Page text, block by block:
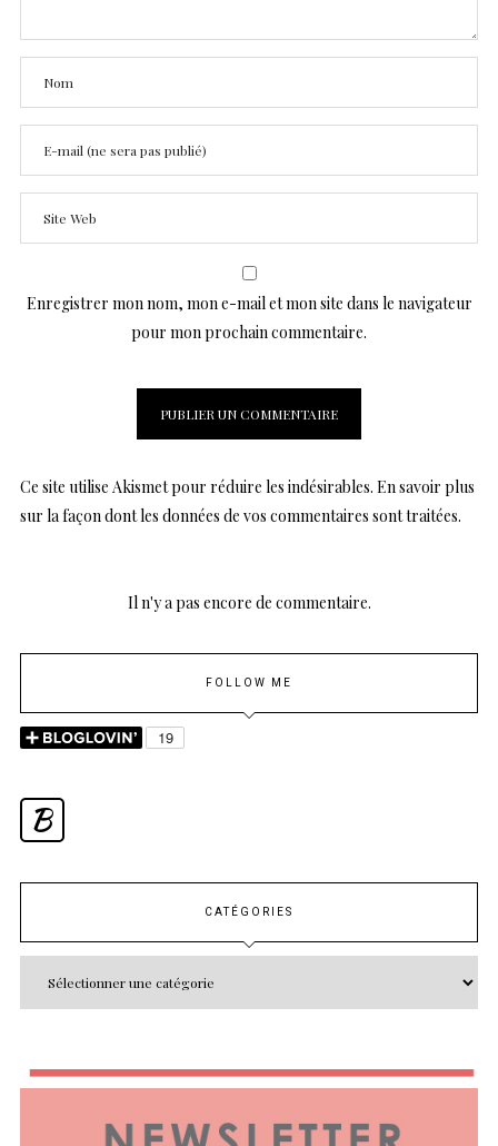
Enregistrer mon nom, mon e-mail et mon site dans le navigateur
pour mon prochain commentaire.
Ce site utilise Akismet pour réduire les indésirables. En savoir plus
sur la façon dont les données de vos commentaires sont traitées.
Il n'y a pas encore de commentaire.
FOLLOW ME
B
CATÉGORIES